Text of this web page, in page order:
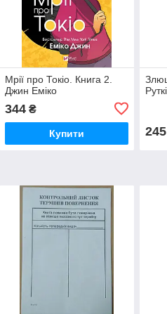
Мрії про Токіо. Книга 2.
Джин Еміко
344₴
Купити 245